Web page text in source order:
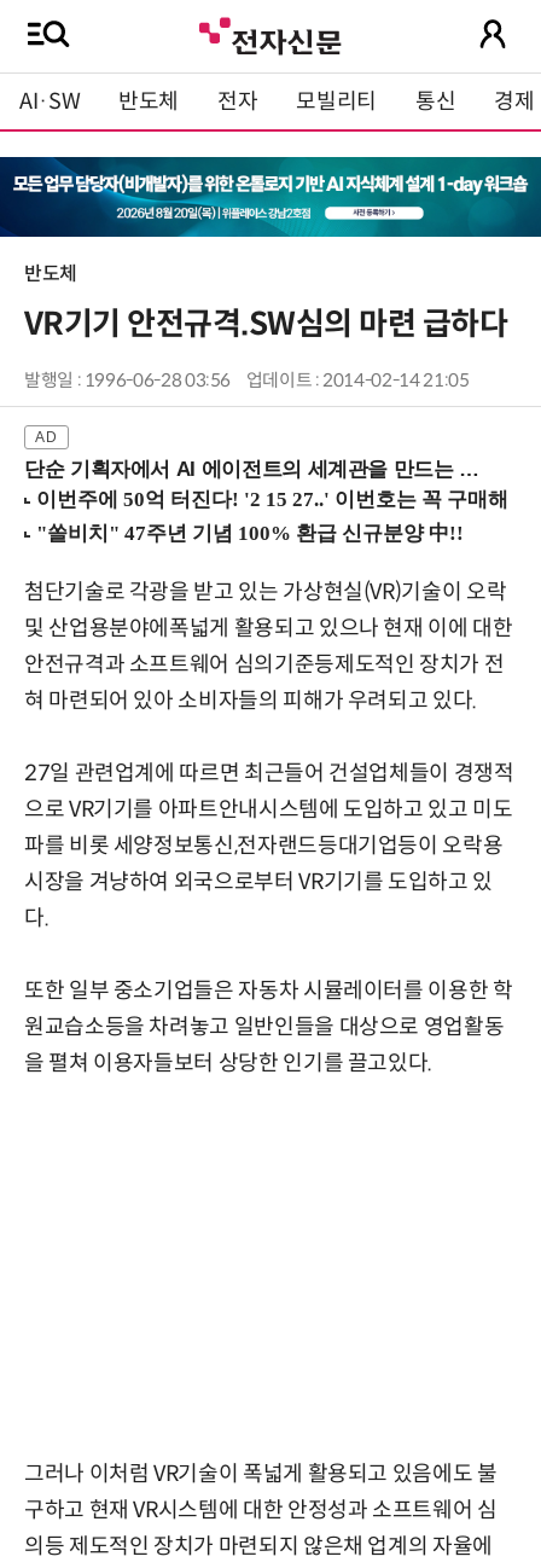
AI·SW 반도체 전자 모빌리티 통신 경제
반도체
VR기기 안전규격.SW심의 마련 급하다
발행일 : 1996-06-28 03:56 업데이트 : 2014-02-14 21:05
단순 기획자에서 AI 에이전트의 세계관을 만드는 지식 설계자로.. (8/20 강남역)
첨단기술로 각광을 받고 있는 가상현실(VR)기술이 오락
및 산업용분야에폭넓게 활용되고 있으나 현재 이에 대한
안전규격과 소프트웨어 심의기준등제도적인 장치가 전
혀 마련되어 있아 소비자들의 피해가 우려되고 있다.
27일 관련업계에 따르면 최근들어 건설업체들이 경쟁적
으로 VR기기를 아파트안내시스템에 도입하고 있고 미도
파를 비롯 세양정보통신,전자랜드등대기업등이 오락용
시장을 겨냥하여 외국으로부터 VR기기를 도입하고 있
다.
또한 일부 중소기업들은 자동차 시뮬레이터를 이용한 학
원교습소등을 차려놓고 일반인들을 대상으로 영업활동
을 펼쳐 이용자들보터 상당한 인기를 끌고있다.
그러나 이처럼 VR기술이 폭넓게 활용되고 있음에도 불
구하고 현재 VR시스템에 대한 안정성과 소프트웨어 심
의등 제도적인 장치가 마련되지 않은채 업계의 자율에